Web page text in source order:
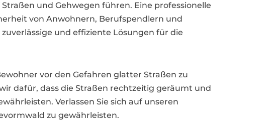
und Gehwegen führen. Eine professionelle
von Anwohnern, Berufspendlern und
und effiziente Lösungen für die
vor den Gefahren glatter Straßen zu
dafür, dass die Straßen rechtzeitig geräumt und
Verlassen Sie sich auf unseren
zu gewährleisten.